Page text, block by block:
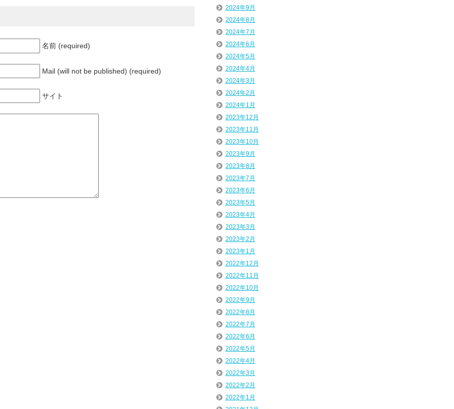
名前 (required)
Mail (will not be published) (required)
サイト
2024年9月
2024年8月
2024年7月
2024年6月
2024年5月
2024年4月
2024年3月
2024年2月
2024年1月
2023年12月
2023年11月
2023年10月
2023年9月
2023年8月
2023年7月
2023年6月
2023年5月
2023年4月
2023年3月
2023年2月
2023年1月
2022年12月
2022年11月
2022年10月
2022年9月
2022年8月
2022年7月
2022年6月
2022年5月
2022年4月
2022年3月
2022年2月
2022年1月